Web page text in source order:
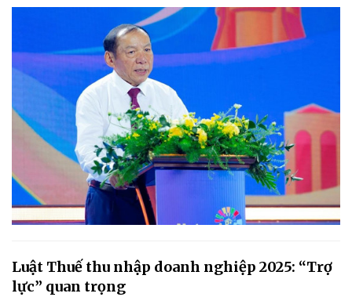
Luật Thuế thu nhập doanh nghiệp 2025: “Trợ
lực” quan trọng